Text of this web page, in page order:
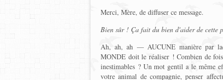
Merci, Mère, de diffuser ce message.
Bien sûr ! Ça fait du bien d'aider de cette
Ah, ah, ah — AUCUNE manière par
MONDE doit le réaliser ! Combien de
inestimables ? Un mot gentil a le même
votre animal de compagnie, penser